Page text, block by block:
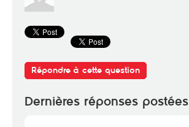
Répondre à cette question
Dernières réponses postées